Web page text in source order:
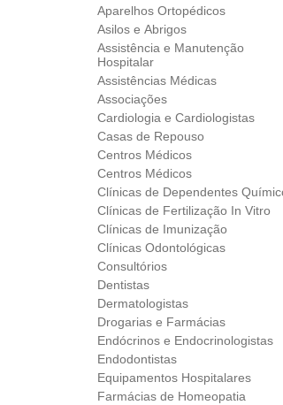
Aparelhos Ortopédicos‎
Asilos e Abrigos
Assistência e Manutenção
Hospitalar
Assistências Médicas
Associações
Cardiologia e Cardiologistas
Casas de Repouso
Centros Médicos
Centros Médicos
Clínicas de Dependentes
Clínicas de Fertilização In Vitro
Clínicas de Imunização
Clínicas Odontológicas
Consultórios
Dentistas
Dermatologistas
Drogarias e Farmácias
Endócrinos e Endocrinologistas
Endodontistas
Equipamentos Hospitalares
Farmácias de Homeopatia